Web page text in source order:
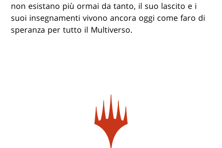
non esistano più ormai da tanto, il suo lascito e i
suoi insegnamenti vivono ancora oggi come faro di
speranza per tutto il Multiverso.